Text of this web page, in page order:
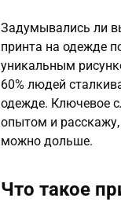
Задумывались ли
принта на одежде
уникальным
60% людей
одежде. Ключевое
опытом и
можно дольше.
Что такое